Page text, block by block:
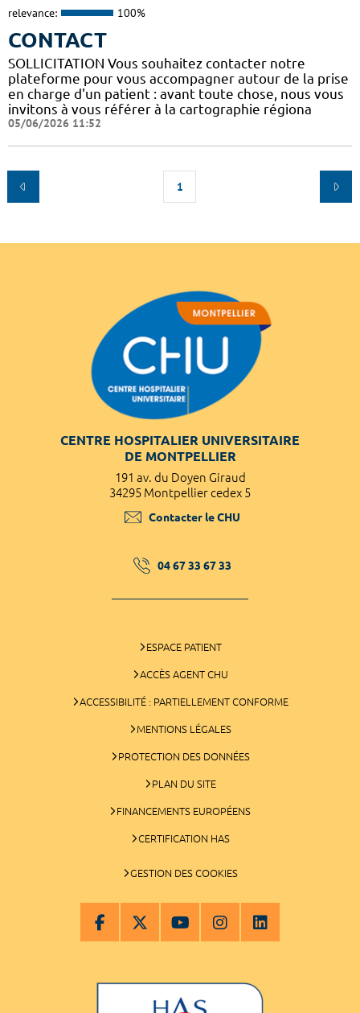
relevance: 100%
CONTACT
SOLLICITATION Vous souhaitez contacter notre
plateforme pour vous accompagner autour de la prise
en charge d'un patient : avant toute chose, nous vous
invitons à vous référer à la cartographie régiona
05/06/2026 11:52
1
CENTRE HOSPITALIER UNIVERSITAIRE
DE MONTPELLIER
191 av. du Doyen Giraud
34295 Montpellier cedex 5
Contacter le CHU
04 67 33 67 33
ESPACE PATIENT
ACCÈS AGENT CHU
ACCESSIBILITÉ : PARTIELLEMENT CONFORME
MENTIONS LÉGALES
PROTECTION DES DONNÉES
PLAN DU SITE
FINANCEMENTS EUROPÉENS
CERTIFICATION HAS
GESTION DES COOKIES